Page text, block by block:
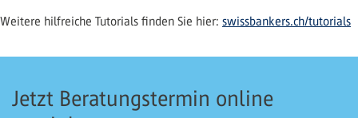
Weitere hilfreiche Tutorials finden Sie hier: swissbankers.ch/tutorials
Jetzt Beratungstermin online